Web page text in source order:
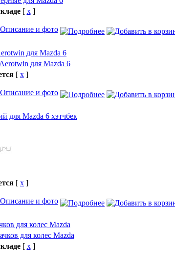
[ x]
для Mazda 6
[ x ]
для Mazda 6 хэтчбек
[ x ]
для колес Mazda
[ x]